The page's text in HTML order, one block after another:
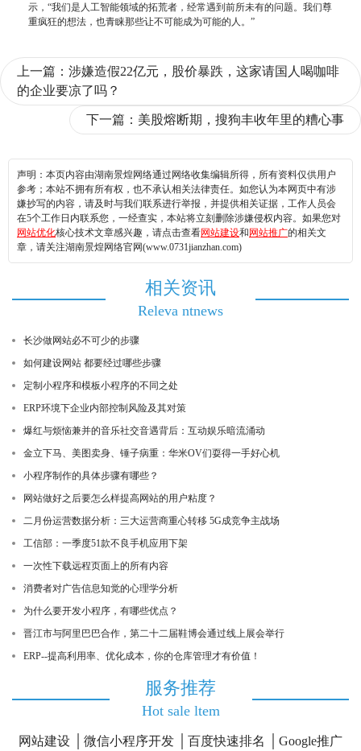
示，“我们是人工智能领域的拓荒者，经常遇到前所未有的问题。我们尊
重疯狂的想法，也青睐那些让不可能成为可能的人。”
上一篇： 涉嫌造假22亿元，股价暴跌，这家请国人喝咖啡
的企业要凉了吗？
下一篇： 美股熔断期，搜狗丰收年里的糟心事
声明：本页内容由湖南景煌网络通过网络收集编辑所得，所有资料仅供用户
参考；本站不拥有所有权，也不承认相关法律责任。如您认为本网页中有涉
嫌抄写的内容，请及时与我们联系进行举报，并提供相关证据，工作人员会
在5个工作日内联系您，一经查实，本站将立刻删除涉嫌侵权内容。如果您对
网站优化核心技术文章感兴趣，请点击查看网站建设和 网站推广的相关文
章，请关注湖南景煌网络官网(www.0731jianzhan.com)
相关资讯
Releva ntnews
长沙做网站必不可少的步骤
如何建设网站 都要经过哪些步骤
定制小程序和模板小程序的不同之处
ERP环境下企业内部控制风险及其对策
爆红与烦恼兼并的音乐社交音遇背后：互动娱乐暗流涌动
金立下马、美图卖身、锤子病重：华米OV们耍得一手好心机
小程序制作的具体步骤有哪些？
网站做好之后要怎么样提高网站的用户粘度？
二月份运营数据分析：三大运营商重心转移 5G成竞争主战场
工信部：一季度51款不良手机应用下架
一次性下载远程页面上的所有内容
消费者对广告信息知觉的心理学分析
为什么要开发小程序，有哪些优点？
晋江市与阿里巴巴合作，第二十二届鞋博会通过线上展会举行
ERP--提高利用率、优化成本，你的仓库管理才有价值！
服务推荐
Hot sale ltem
网站建设 微信小程序开发 百度快速排名 Google推广